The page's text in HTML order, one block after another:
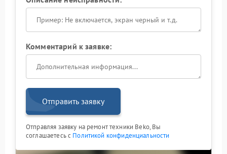
Комментарий к заявке:
Отправить заявку
Отправляя заявку на ремонт техники Beko, Вы
соглашаетесь с Политикой конфиденциальности